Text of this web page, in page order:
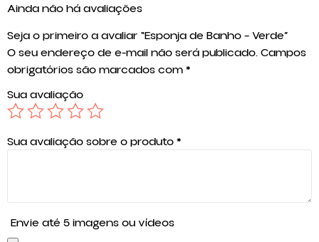
Ainda não há avaliações
Seja o primeiro a avaliar “Esponja de Banho – Verde”
O seu endereço de e-mail não será publicado.Campos
obrigatórios são marcados com*
Sua avaliação
Sua avaliação sobre o produto*
Envie até 5 imagens ou vídeos